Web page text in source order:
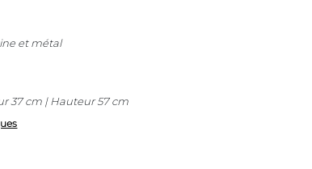
et métal
37 cm | Hauteur 57 cm